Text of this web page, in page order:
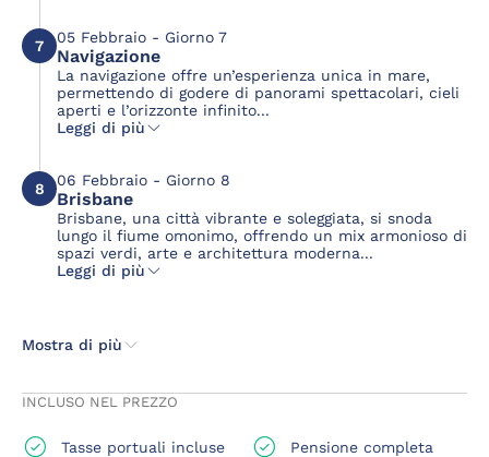
7 05 Febbraio - Giorno 7
Navigazione
La navigazione offre un’esperienza unica in mare,
permettendo di godere di panorami spettacolari, cieli
aperti e l’orizzonte infinito...
Leggi di più
8 06 Febbraio - Giorno 8
Brisbane
Brisbane, una città vibrante e soleggiata, si snoda
lungo il fiume omonimo, offrendo un mix armonioso di
spazi verdi, arte e architettura moderna...
Leggi di più
Mostra di più
INCLUSO NEL PREZZO
Tasse portuali incluse
Pensione completa